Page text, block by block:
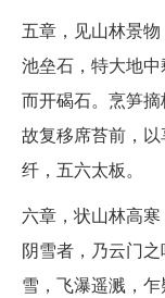
五章，见山林景
池垒石，特大地
而开碣石。烹笋摘
故复移席苔前，
纤，五六太板。
六章，状山林高
阴雪者，乃云门
雪，飞瀑遥溅，